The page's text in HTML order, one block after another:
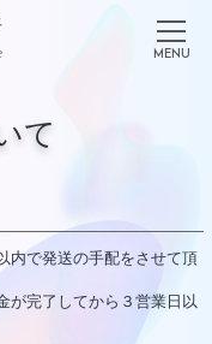
て
内で発送の手配をさせて頂
が完了してから３営業日以